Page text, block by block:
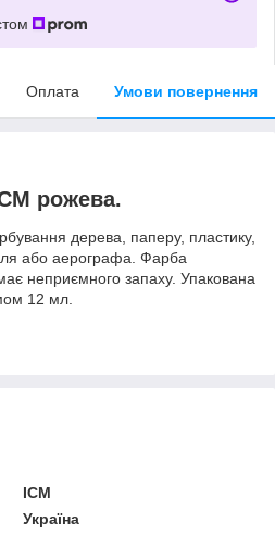
Оплата Умови повернення
рожева.
дерева, паперу, пластику,
або аерографа. Фарба
неприємного запаху. Упакована
12 мл.
ICM
Україна